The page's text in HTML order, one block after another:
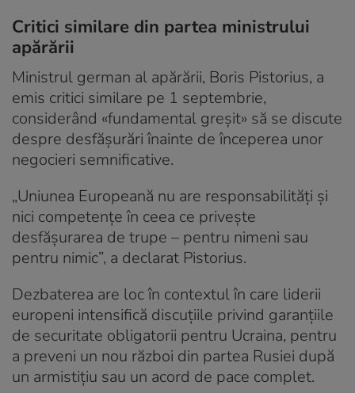
Critici similare din partea ministrului
apărării
Ministrul german al apărării, Boris Pistorius, a
emis critici similare pe 1 septembrie,
considerând «fundamental greșit» să se discute
despre desfășurări înainte de începerea unor
negocieri semnificative.
„Uniunea Europeană nu are responsabilități și
nici competențe în ceea ce privește
desfășurarea de trupe – pentru nimeni sau
pentru nimic”, a declarat Pistorius.
Dezbaterea are loc în contextul în care liderii
europeni intensifică discuțiile privind garanțiile
de securitate obligatorii pentru Ucraina, pentru
a preveni un nou război din partea Rusiei după
un armistițiu sau un acord de pace complet.